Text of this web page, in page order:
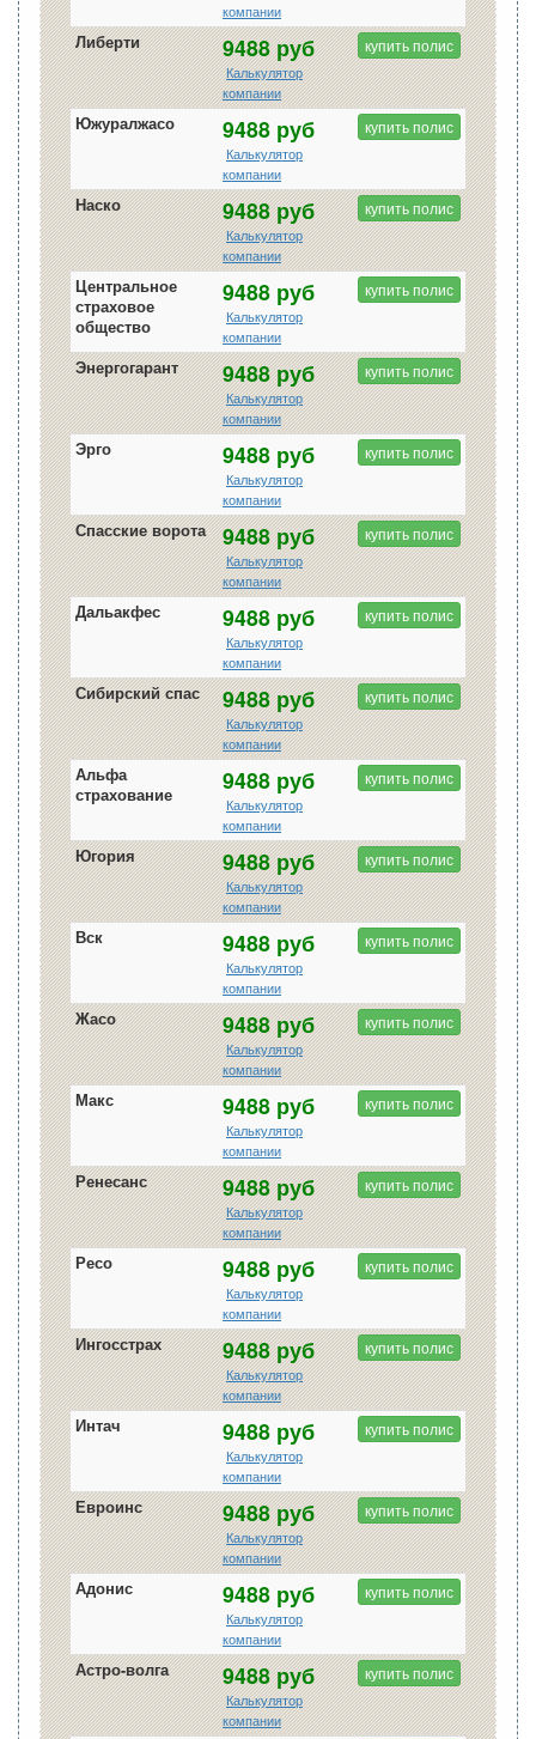
компании
Либерти 9488 руб
Калькулятор
компании
купить полис
Южуралжасо 9488 руб
Калькулятор
компании
купить полис
Наско 9488 руб
Калькулятор
компании
купить полис
Центральное
страховое
общество
9488 руб
Калькулятор
компании
купить полис
Энергогарант 9488 руб
Калькулятор
компании
купить полис
Эрго 9488 руб
Калькулятор
компании
купить полис
Спасские ворота 9488 руб
Калькулятор
компании
купить полис
Дальакфес 9488 руб
Калькулятор
компании
купить полис
Сибирский спас 9488 руб
Калькулятор
компании
купить полис
Альфа
страхование
9488 руб
Калькулятор
компании
купить полис
Югория 9488 руб
Калькулятор
компании
купить полис
Вск 9488 руб
Калькулятор
компании
купить полис
Жасо 9488 руб
Калькулятор
компании
купить полис
Макс 9488 руб
Калькулятор
компании
купить полис
Ренесанс 9488 руб
Калькулятор
компании
купить полис
Ресо 9488 руб
Калькулятор
компании
купить полис
Ингосстрах 9488 руб
Калькулятор
компании
купить полис
Интач 9488 руб
Калькулятор
компании
купить полис
Евроинс 9488 руб
Калькулятор
компании
купить полис
Адонис 9488 руб
Калькулятор
компании
купить полис
Астро-волга 9488 руб
Калькулятор
компании
купить полис